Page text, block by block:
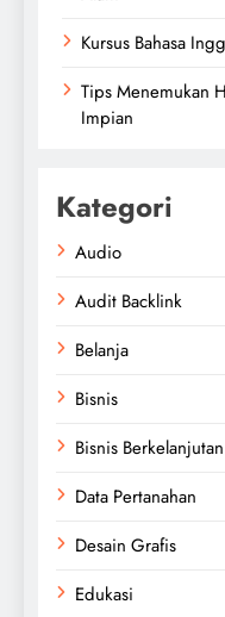
Kursus Bahasa
Tips Menemukan
Impian
Kategori
Audio
Audit Backlink
Belanja
Bisnis
Bisnis Berkelanjutan
Data Pertanahan
Desain Grafis
Edukasi